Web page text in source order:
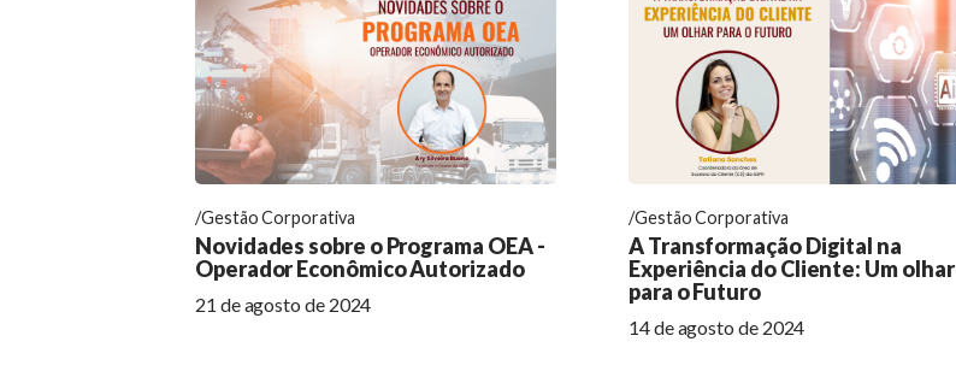
Gestão Corporativa
Novidades sobre o Programa OEA -
Operador Econômico Autorizado
21 de agosto de 2024
Gestão Corporativa
A Transformação Digital na
Experiência do Cliente: Um olhar
para o Futuro
14 de agosto de 2024